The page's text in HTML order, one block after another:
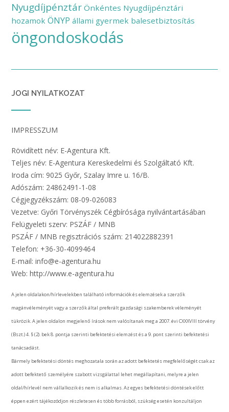
Nyugdíjpénztár Önkéntes Nyugdíjpénztári
hozamok ÖNYP állami gyermek balesetbiztosítás
öngondoskodás
JOGI NYILATKOZAT
IMPRESSZUM
Rövidített név: E-Agentura Kft.
Teljes név: E-Agentura Kereskedelmi és Szolgáltató Kft.
Iroda cím: 9025 Győr, Szalay Imre u. 16/B.
Adószám: 24862491-1-08
Cégjegyzékszám: 08-09-026083
Vezetve: Győri Törvényszék Cégbírósága nyilvántartásában
Felügyeleti szerv: PSZÁF / MNB
PSZÁF / MNB regisztrációs szám: 214022882391
Telefon: +36-30-4099464
E-mail: info@e-agentura.hu
Web: http://www.e-agentura.hu
A jelen oldalakon/hírlevelekben található információk és elemzések a szerzők
magánvéleményét vagy a szerzők által preferált gazdasági szakemberek véleményét
tükrözik. A jelen oldalon megjelenő írások nem valósítanak meg a 2007. évi CXXXVIII törvény
(Bszt.) 4. § (2). bek 8. pontja szerinti befektetési elemzést és a 9. pont szerinti befektetési
tanácsadást.
Bármely befektetési döntés meghozatala során az adott befektetés megfelelőségét csak az
adott befektető személyére szabott vizsgálattal lehet megállapítani, melyre a jelen
oldal/hírlevél nem vállalkozik és nem is alkalmas. Az egyes befektetési döntések előtt
éppen ezért tájékozódjon részletesen és több forrásból, szükség esetén konzultáljon